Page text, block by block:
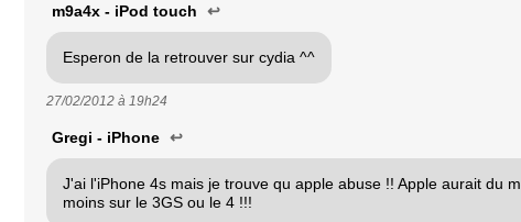
m9a4x - iPod touch ↩
Esperon de la retrouver sur cydia ^^
27/02/2012 à 19h24
Gregi - iPhone ↩
J'ai l'iPhone 4s mais je trouve qu apple abuse !! Apple aurait du
moins sur le 3GS ou le 4 !!!